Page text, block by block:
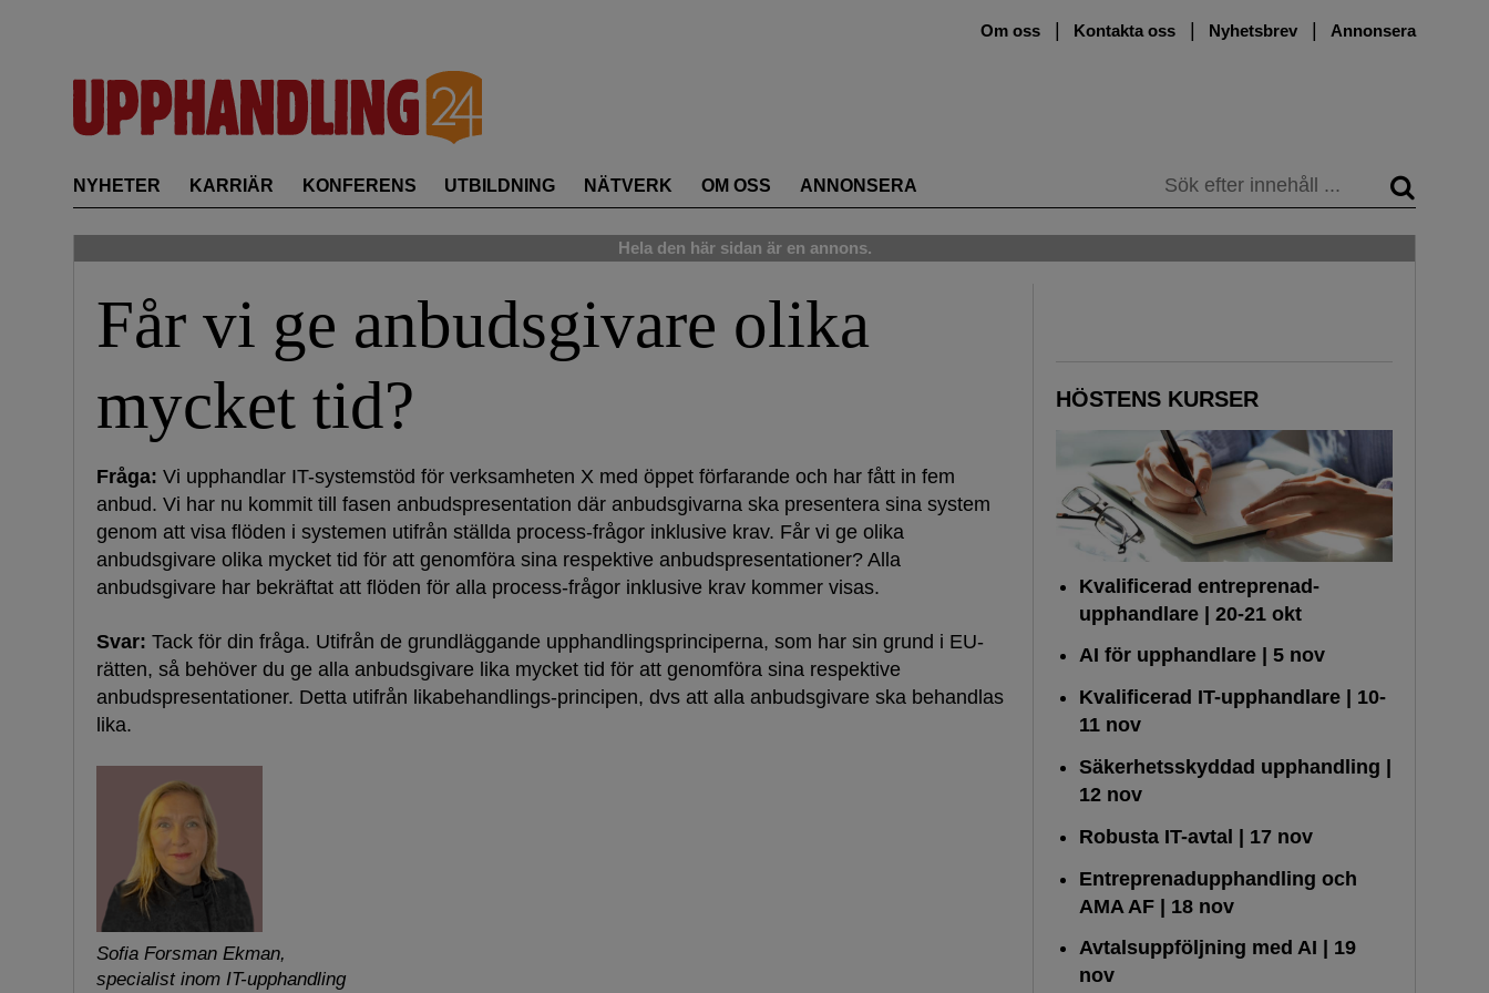
Om oss Kontakta oss Nyhetsbrev Annonsera
NYHETER KARRIÄR KONFERENS UTBILDNING NÄTVERK OM OSS ANNONSERA Sök
Hela den här sidan är en annons.
Får vi ge anbudsgivare olika
mycket tid?
Fråga: Vi upphandlar IT-systemstöd för verksamheten X med öppet förfarande och har fått in fem
anbud. Vi har nu kommit till fasen anbudspresentation där anbudsgivarna ska presentera sina system
genom att visa flöden i systemen utifrån ställda process-frågor inklusive krav. Får vi ge olika
anbudsgivare olika mycket tid för att genomföra sina respektive anbudspresentationer? Alla
anbudsgivare har bekräftat att flöden för alla process-frågor inklusive krav kommer visas.
Svar: Tack för din fråga. Utifrån de grundläggande upphandlingsprinciperna, som har sin grund i EU-
rätten, så behöver du ge alla anbudsgivare lika mycket tid för att genomföra sina respektive
anbudspresentationer. Detta utifrån likabehandlings-principen, dvs att alla anbudsgivare ska behandlas
lika.
Sofia Forsman Ekman,
specialist inom IT-upphandling
HÖSTENS KURSER
Kvalificerad entreprenad­
upphandlare | 20-21 okt
AI för upphandlare| 5 nov
Kvalificerad IT-upphandlare| 10-
11 nov
Säkerhetsskyddad upphandling |
12 nov
Robusta IT-avtal | 17 nov
Entreprenadupphandling och
AMA AF| 18 nov
Avtalsuppföljning med AI | 19
nov